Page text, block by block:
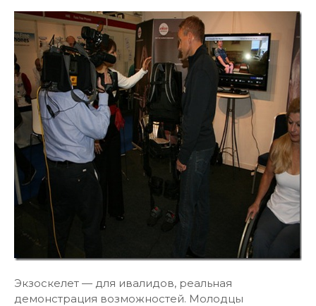
Экзоскелет — для ивалидов, реальная
демонстрация возможностей. Молодцы